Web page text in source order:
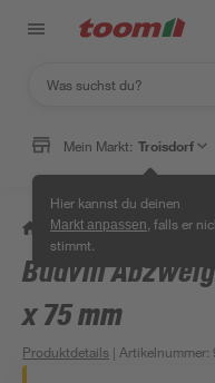
Mein Markt: Troisdorf
Hier kannst du deinen
Markt anpassen , falls er
stimmt.
/ Bauen & Renovieren /
Budvill
x 75 mm
Produktdetails | Artikelnummer: